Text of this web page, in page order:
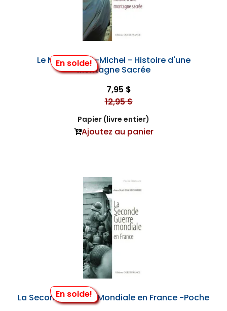
En solde!
Le Mont-Saint-Michel - Histoire d'une
Montagne Sacrée
7,95 $
12,95 $
Papier (livre entier)
Ajoutez au panier
En solde!
La Seconde Guerre Mondiale en France -Poche